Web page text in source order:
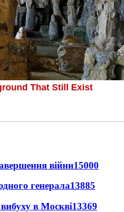
війни15000
генерала13885
в Москві13369